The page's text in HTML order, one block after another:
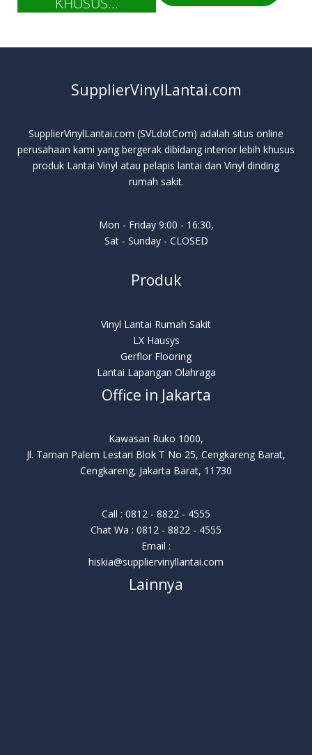
SupplierVinylLantai.com
SupplierVinylLantai.com (SVLdotCom) adalah situs online
perusahaan kami yang bergerak dibidang interior lebih khusus
produk Lantai Vinyl atau pelapis lantai dan Vinyl dinding
rumah sakit.
Mon - Friday 9:00 - 16:30,
Sat - Sunday - CLOSED
Produk
Vinyl Lantai Rumah Sakit
LX Hausys
Gerflor Flooring
Lantai Lapangan Olahraga
Office in Jakarta
Kawasan Ruko 1000,
Jl. Taman Palem Lestari Blok T No 25, Cengkareng Barat,
Cengkareng, Jakarta Barat, 11730
Call : 0812 - 8822 - 4555
Chat Wa : 0812 - 8822 - 4555
Email :
hiskia@suppliervinyllantai.com
Lainnya